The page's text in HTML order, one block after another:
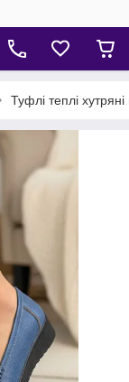
Туфлі теплі хутряні